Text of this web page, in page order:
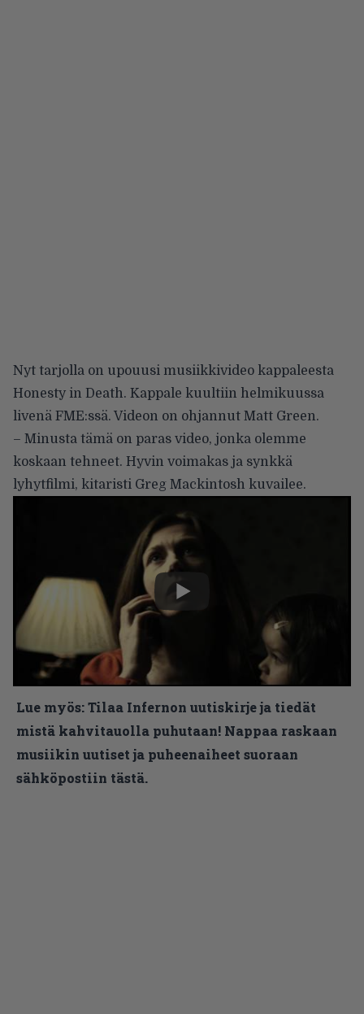
Nyt tarjolla on upouusi musiikkivideo kappaleesta
Honesty in Death. Kappale kuultiin helmikuussa
livenä FME:ssä. Videon on ohjannut Matt Green.
– Minusta tämä on paras video, jonka olemme
koskaan tehneet. Hyvin voimakas ja synkkä
lyhytfilmi, kitaristi Greg Mackintosh kuvailee.
Lue myös:Tilaa Infernon uutiskirje ja tiedät
mistä kahvitauolla puhutaan! Nappaa raskaan
musiikin uutiset ja puheenaiheet suoraan
sähköpostiin tästä.